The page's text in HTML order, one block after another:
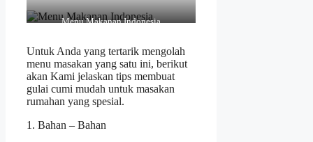
Menu Makanan Indonesia
Untuk Anda yang tertarik mengolah
menu masakan yang satu ini, berikut
akan Kami jelaskan tips membuat
gulai cumi mudah untuk masakan
rumahan yang spesial.
1. Bahan – Bahan